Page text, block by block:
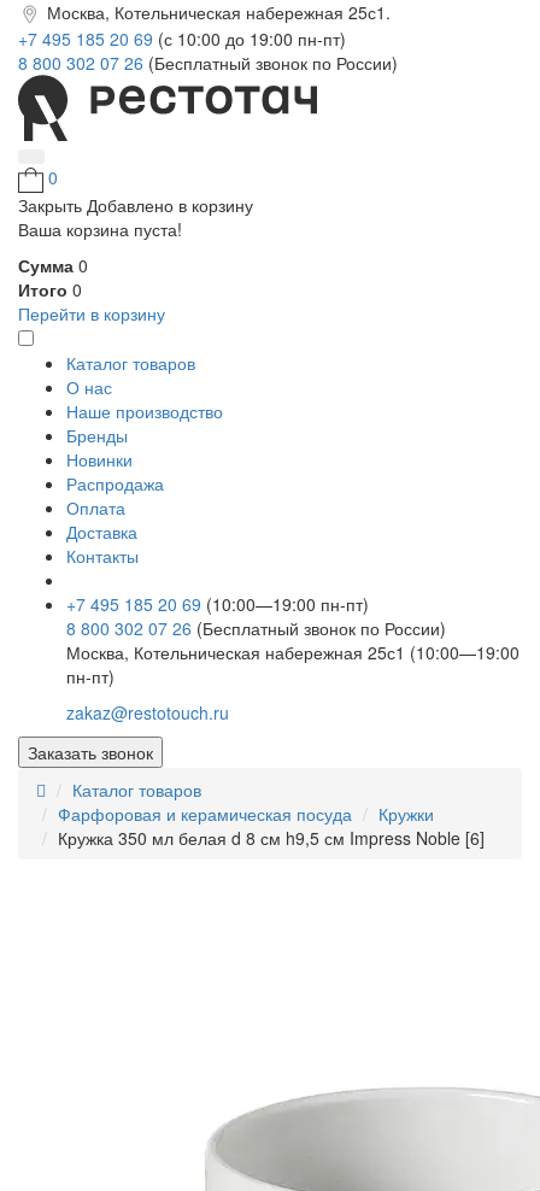
Москва, Котельническая набережная 25с1.
+7 495 185 20 69 (с 10:00 до 19:00 пн-пт)
8 800 302 07 26 (Бесплатный звонок по России)
0
Закрыть Добавлено в корзину
Ваша корзина пуста!
Сумма 0
Итого 0
Перейти в корзину
Каталог товаров
О нас
Наше производство
Бренды
Новинки
Распродажа
Оплата
Доставка
Контакты
+7 495 185 20 69 (10:00—19:00 пн-пт)
8 800 302 07 26 (Бесплатный звонок по России)
Москва, Котельническая набережная 25с1 (10:00—19:00
пн-пт)
zakaz@restotouch.ru
Заказать звонок
Каталог товаров
Фарфоровая и керамическая посуда
Кружки
Кружка 350 мл белая d 8 см h9,5 см Impress Noble [6]